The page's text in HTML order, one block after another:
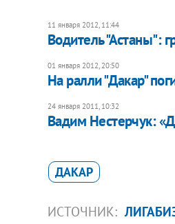
11 января 2012, 11:44
Водитель "Астаны":
01 января 2012, 20:50
На ралли "Дакар"
24 января 2011, 10:32
Вадим Нестерчук:
ДАКАР
ИСТОЧНИК: